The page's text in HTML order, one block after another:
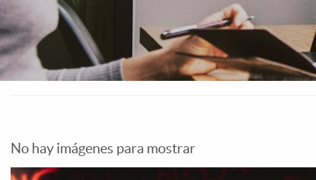
No hay imágenes para mostrar